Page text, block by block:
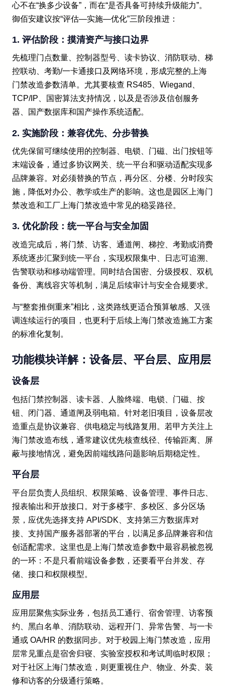
心不在“换多少设备”，而在“是否具备可持续升级能力”。
御佰安建议按“评估—实施—优化”三阶段推进：
1. 评估阶段：摸清资产与接口边界
先梳理门点数量、控制器型号、读卡协议、消防联动、梯
控联动、考勤/一卡通接口及网络环境，形成完整的上海
门禁改造参数清单。尤其要核查 RS485、Wiegand、
TCP/IP、国密算法支持情况，以及是否涉及信创服务
器、国产数据库和国产操作系统适配。
2. 实施阶段：兼容优先、分步替换
优先保留可继续使用的控制器、电锁、门磁、出门按钮等
末端设备，通过多协议网关、统一平台和驱动适配实现多
品牌兼容。对必须替换的节点，再分区、分楼、分时段实
施，降低对办公、教学或生产的影响。这也是园区上海门
禁改造和工厂上海门禁改造中常见的稳妥路径。
3. 优化阶段：统一平台与安全加固
改造完成后，将门禁、访客、通道闸、梯控、考勤或消费
系统逐步汇聚到统一平台，实现权限集中、日志可追溯、
告警联动和移动端管理。同时结合国密、分级授权、双机
备份、离线容灾等机制，满足后续审计与安全合规要求。
与“整套推倒重来”相比，这类路线更适合预算敏感、又强
调连续运行的项目，也更利于后续上海门禁改造施工方案
的标准化复制。
功能模块详解：设备层、平台层、应用层
设备层
包括门禁控制器、读卡器、人脸终端、电锁、门磁、按
钮、闭门器、通道闸及弱电箱。针对老旧项目，设备层改
造重点是协议兼容、供电稳定与线路复用。若甲方关注上
海门禁改造布线，通常建议优先核查线径、传输距离、屏
蔽与接地情况，避免因前端线路问题影响后期稳定性。
平台层
平台层负责人员组织、权限策略、设备管理、事件日志、
报表输出和开放接口。对于多楼宇、多校区、多分区场
景，应优先选择支持 API/SDK、支持第三方数据库对
接、支持国产服务器部署的平台，以满足多品牌兼容和信
创适配需求。这里也是上海门禁改造参数中最容易被忽视
的一环：不是只看前端设备参数，还要看平台并发、存
储、接口和权限模型。
应用层
应用层聚焦实际业务，包括员工通行、宿舍管理、访客预
约、黑白名单、消防联动、远程开门、异常告警、与一卡
通或 OA/HR 的数据同步。对于校园上海门禁改造，应用
层常见重点是宿舍归寝、实验室授权和考试周临时权限；
对于社区上海门禁改造，则更重视住户、物业、外卖、装
修和访客的分级通行策略。